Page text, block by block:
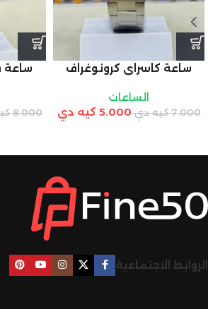
ساعة كاسراي كرونوغراف
الساعات
7.000 كيه دي5.000 كيه دي
ساعة
8.000
الروابط الاجتماعية